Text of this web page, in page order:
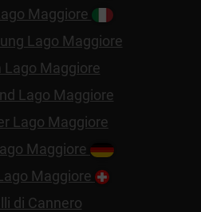
Maggiore
Lago Maggiore
Lago Maggiore
Lago Maggiore
Lago Maggiore
Maggiore
Maggiore
di Cannero